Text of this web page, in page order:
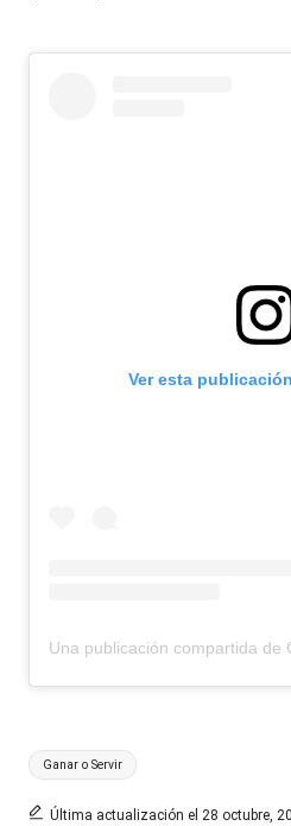
Ver esta
Etiquetas:
Ganar o Servir
Última actualización el 28 octubre,